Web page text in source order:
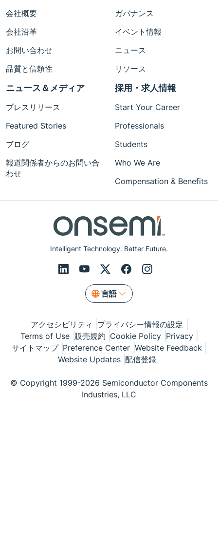
Intelligent Technology. Better Future.
言語
会社概要
会社沿革
お問い合わせ
品質と信頼性
ガバナンス
イベント情報
ニュース
リソース
ニュース＆メディア
プレスリリース
Featured Stories
ブログ
報道関係者からのお問い合
わせ
採用・求人情報
Start Your Career
Professionals
Students
Who We Are
Compensation & Benefits
アクセシビリティ
プライバシー情報の設定
Terms of Use 販売規約 Cookie Policy Privacy
サイトマップ Preference Center Website Feedback
Website Updates 配信登録
© Copyright 1999-2026 Semiconductor Components
Industries, LLC